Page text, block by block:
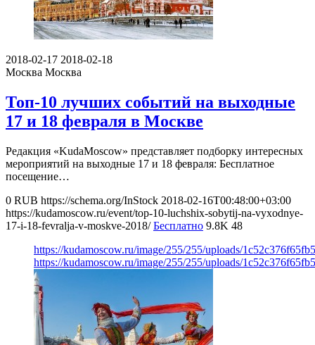
2018-02-17 2018-02-18
Москва Москва
Топ-10 лучших событий на выходные
17 и 18 февраля в Москве
Редакция «KudaMoscow» представляет подборку интересных
мероприятий на выходные 17 и 18 февраля: Бесплатное
посещение…
0 RUB https://schema.org/InStock 2018-02-16T00:48:00+03:00
https://kudamoscow.ru/event/top-10-luchshix-sobytij-na-vyxodnye-
17-i-18-fevralja-v-moskve-2018/ Бесплатно 9.8K 48
https://kudamoscow.ru/image/255/255/uploads/
https://kudamoscow.ru/image/255/255/uploads/